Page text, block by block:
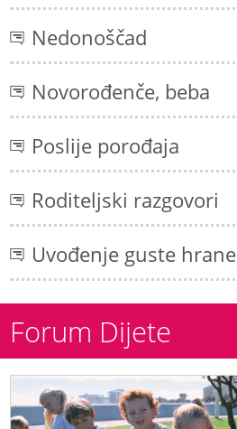
Nedonoščad
Novorođenče, beba
Poslije porođaja
Roditeljski razgovori
Uvođenje guste hrane
Forum Dijete